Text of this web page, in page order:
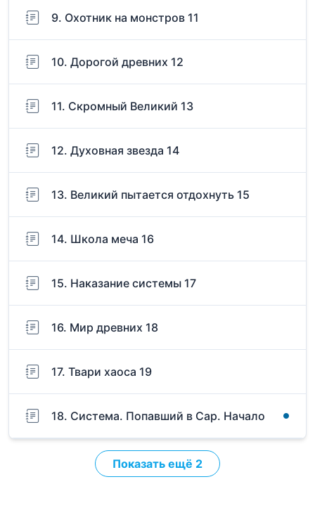
9. Охотник на монстров 11
10. Дорогой древних 12
11. Скромный Великий 13
12. Духовная звезда 14
13. Великий пытается отдохнуть 15
14. Школа меча 16
15. Наказание системы 17
16. Мир древних 18
17. Твари хаоса 19
18. Система. Попавший в Сар. Начало
Показать ещё 2